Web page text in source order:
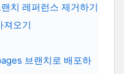
치 레퍼런스 제거하기
져오기
브랜치로 배포하